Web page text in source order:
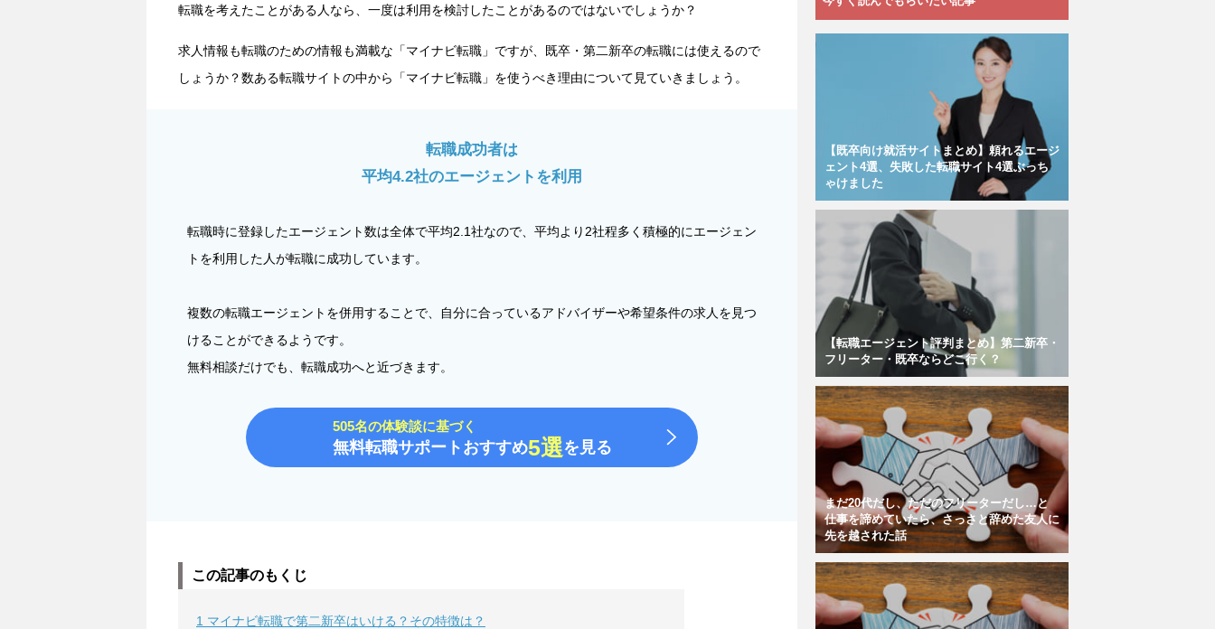
転職を考えたことがある人なら、一度は利用を検討したことがあるのではないでしょうか？
求人情報も転職のための情報も満載な「マイナビ転職」ですが、既卒・第二新卒の転職には使えるので
しょうか？数ある転職サイトの中から「マイナビ転職」を使うべき理由について見ていきましょう。
転職成功者は
平均4.2社のエージェントを利用
転職時に登録したエージェント数は全体で平均2.1社なので、平均より2社程多く積極的にエージェン
トを利用した人が転職に成功しています。
複数の転職エージェントを併用することで、自分に合っているアドバイザーや希望条件の求人を見つ
けることができるようです。
無料相談だけでも、転職成功へと近づきます。
505名の体験談に基づく
無料転職サポートおすすめ5選を見る
この記事のもくじ
1 マイナビ転職で第二新卒はいける？その特徴は？
【既卒向け就活サイトまとめ】頼れるエージ
ェント4選、失敗した転職サイト4選ぶっち
ゃけました
【転職エージェント評判まとめ】第二新卒・
フリーター・既卒ならどこ行く？
まだ20代だし、ただのフリーターだし…と
仕事を諦めていたら、さっさと辞めた友人に
先を越された話